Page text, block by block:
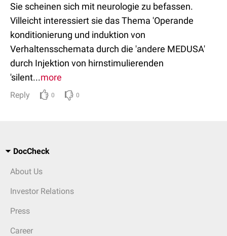
Sie scheinen sich mit neurologie zu befassen.
Villeicht interessiert sie das Thema 'Operande
konditionierung und induktion von
Verhaltensschemata durch die 'andere MEDUSA'
durch Injektion von hirnstimulierenden
'silent...more
Reply 0 0
DocCheck
About Us
Investor Relations
Press
Career